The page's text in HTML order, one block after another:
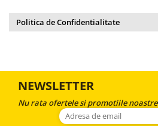
Politica de Confidentialitate
NEWSLETTER
Nu rata ofertele si promotiile noastre